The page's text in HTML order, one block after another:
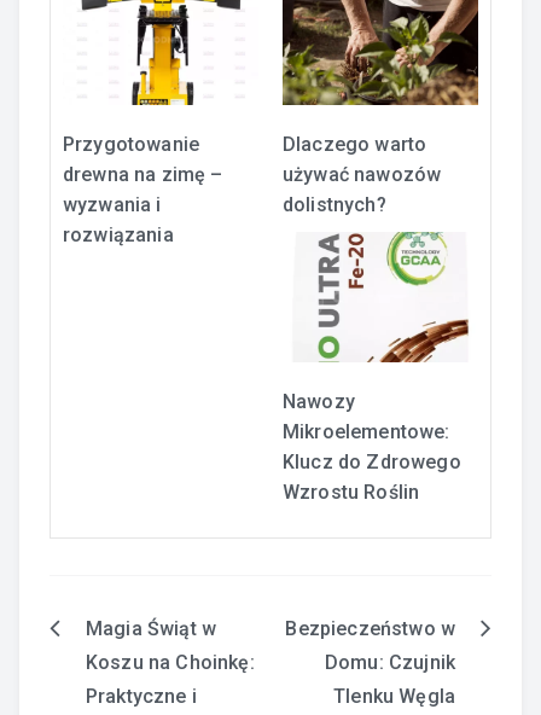
Przygotowanie
drewna na zimę –
wyzwania i
rozwiązania
Dlaczego warto
używać nawozów
dolistnych?
Nawozy
Mikroelementowe:
Klucz do Zdrowego
Wzrostu Roślin
Nawigacja
wpisu
Magia Świąt w
Koszu na Choinkę:
Praktyczne i
Bezpieczeństwo w
Domu: Czujnik
Tlenku Węgla